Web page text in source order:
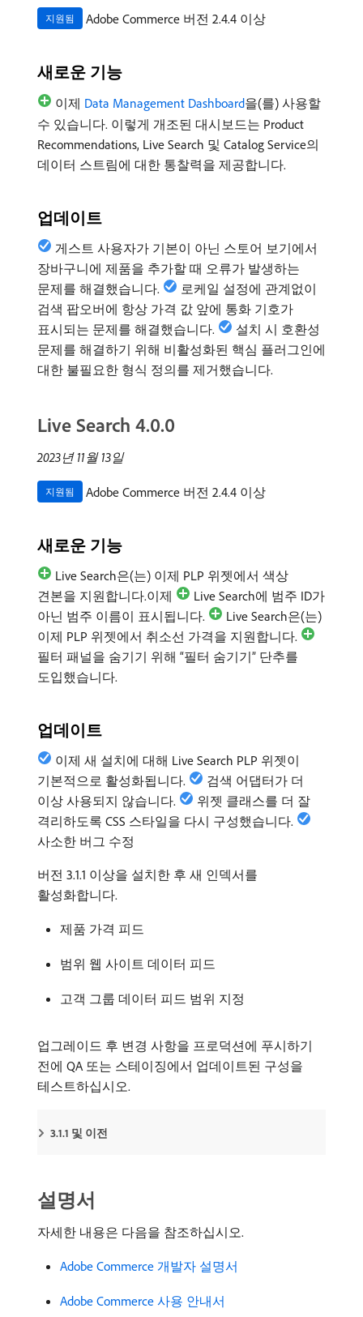
지원됨 Adobe Commerce 버전 2.4.4 이상
새로운 기능
이제 Data Management Dashboard을(를) 사용할
수 있습니다. 이렇게 개조된 대시보드는 Product
Recommendations, Live Search 및 Catalog Service의
데이터 스트림에 대한 통찰력을 제공합니다.
업데이트
게스트 사용자가 기본이 아닌 스토어 보기에서
장바구니에 제품을 추가할 때 오류가 발생하는
문제를 해결했습니다.
로케일 설정에 관계없이
검색 팝오버에 항상 가격 값 앞에 통화 기호가
표시되는 문제를 해결했습니다.
설치 시 호환성
문제를 해결하기 위해 비활성화된 핵심 플러그인에
대한 불필요한 형식 정의를 제거했습니다.
Live Search 4.0.0
2023년 11월 13일
지원됨 Adobe Commerce 버전 2.4.4 이상
새로운 기능
Live Search은(는) 이제 PLP 위젯에서 색상
견본을 지원합니다.이제
Live Search에 범주 ID가
아닌 범주 이름이 표시됩니다.
Live Search은(는)
이제 PLP 위젯에서 취소선 가격을 지원합니다.
필터 패널을 숨기기 위해 “필터 숨기기” 단추를
도입했습니다.
업데이트
이제 새 설치에 대해 Live Search PLP 위젯이
기본적으로 활성화됩니다.
검색 어댑터가 더
이상 사용되지 않습니다.
위젯 클래스를 더 잘
격리하도록 CSS 스타일을 다시 구성했습니다.
사소한 버그 수정
버전 3.1.1 이상을 설치한 후 새 인덱서를
활성화합니다.
제품 가격 피드
범위 웹 사이트 데이터 피드
고객 그룹 데이터 피드 범위 지정
업그레이드 후 변경 사항을 프로덕션에 푸시하기
전에 QA 또는 스테이징에서 업데이트된 구성을
테스트하십시오.
3.1.1 및 이전
설명서
자세한 내용은 다음을 참조하십시오.
Adobe Commerce 개발자 설명서
Adobe Commerce 사용 안내서